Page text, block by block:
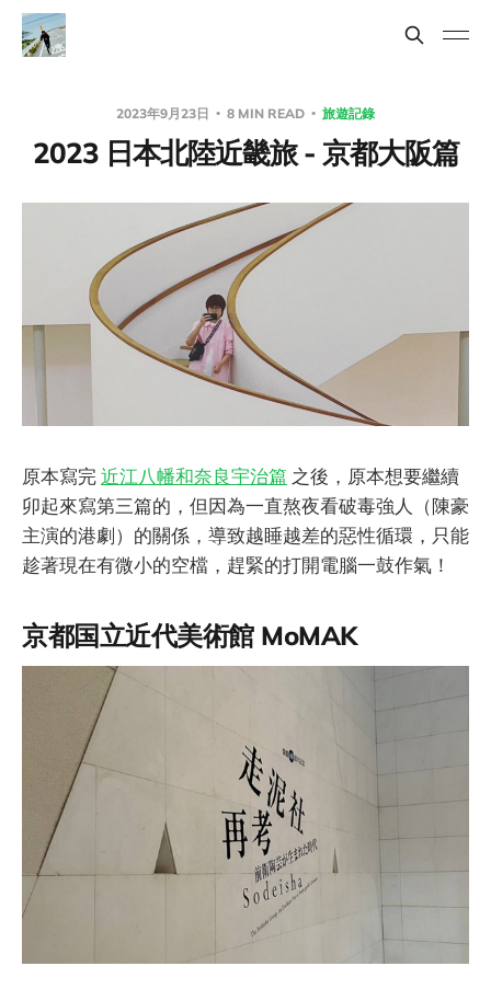
2023年9月23日 8 MIN READ 旅遊記錄
2023 日本北陸近畿旅 - 京都大阪篇
原本寫完近江八幡和奈良宇治篇 之後，原本想要繼續
卯起來寫第三篇的，但因為一直熬夜看破毒強人（陳豪
主演的港劇）的關係，導致越睡越差的惡性循環，只能
趁著現在有微小的空檔，趕緊的打開電腦一鼓作氣！
京都国立近代美術館 MoMAK